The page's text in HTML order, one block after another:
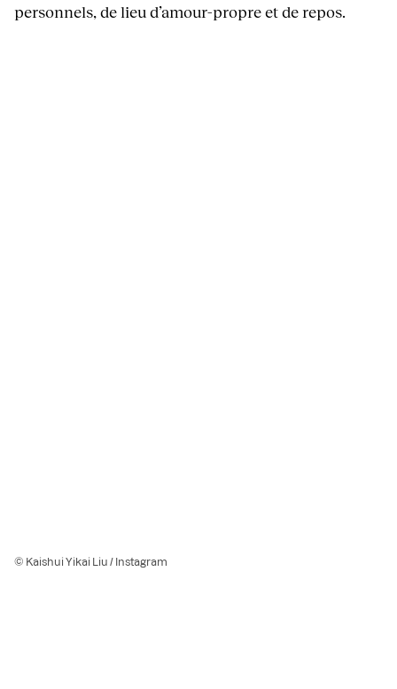
personnels, de lieu d’amour-propre et de repos.
© Kaishui Yikai Liu / Instagram